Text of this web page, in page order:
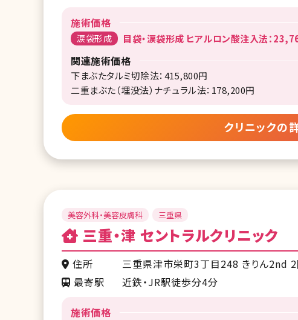
施術価格
涙袋形成 目袋・涙袋形成 ヒアルロン酸注入法：
関連施術価格
下まぶたタルミ切除法：415,800円
二重まぶた（埋没法）ナチュラル法：178,200円
クリニックの
美容外科・美容皮膚科 三重県
三重・津 セントラルクリニック
住所
三重県津市栄町3丁目248 きりん2nd
最寄駅
近鉄・JR駅徒歩分4分
施術価格